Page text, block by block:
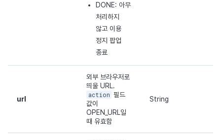
DONE: 아무
처리하지
않고 이용
정지 팝업
종료
url
외부 브라우저로
띄울 URL.
action 필드
값이
OPEN_URL일
때 유효함
String